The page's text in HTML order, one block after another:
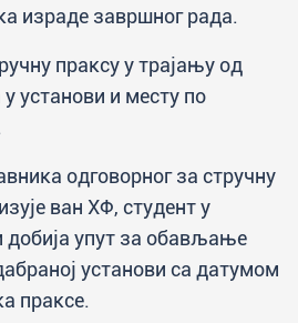
израде завршног рада.
праксу у трајању од
установи и месту по
одговорног за стручну
ван ХФ, студент у
добија упут за обављање
установи са датумом
праксе.